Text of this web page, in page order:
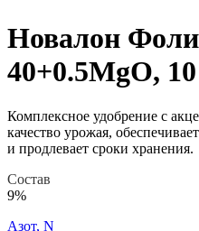
Новалон
40+0.5MgO,
Комплексное удобрение с
качество урожая,
и продлевает сроки хранения.
Состав
9%
Азот, N